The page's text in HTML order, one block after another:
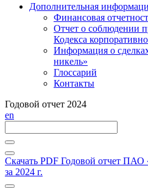
Дополнительная
Финансовая
Отчет о соблюдении
Кодекса
Информация о
никель»
Глоссарий
Контакты
Годовой отчет 2024
en
Скачать PDF Годовой отчет
за 2024 г.